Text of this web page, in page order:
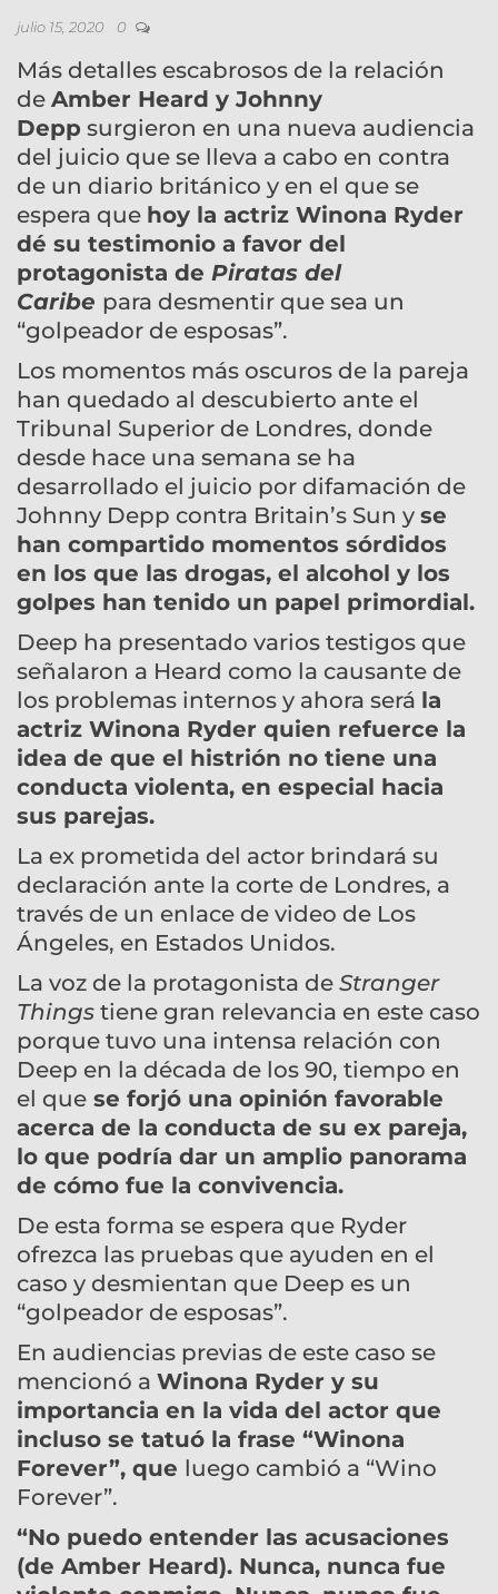
julio 15, 2020 0
Más detalles escabrosos de la relación
de Amber Heard y Johnny
Depp surgieron en una nueva audiencia
del juicio que se lleva a cabo en contra
de un diario británico y en el que se
espera que hoy la actriz Winona Ryder
dé su testimonio a favor del
protagonista de Piratas del
Caribe para desmentir que sea un
“golpeador de esposas”.
Los momentos más oscuros de la pareja
han quedado al descubierto ante el
Tribunal Superior de Londres, donde
desde hace una semana se ha
desarrollado el juicio por difamación de
Johnny Depp contra Britain’s Sun y se
han compartido momentos sórdidos
en los que las drogas, el alcohol y los
golpes han tenido un papel primordial.
Deep ha presentado varios testigos que
señalaron a Heard como la causante de
los problemas internos y ahora será la
actriz Winona Ryder quien refuerce la
idea de que el histrión no tiene una
conducta violenta, en especial hacia
sus parejas.
La ex prometida del actor brindará su
declaración ante la corte de Londres, a
través de un enlace de video de Los
Ángeles, en Estados Unidos.
La voz de la protagonista de Stranger
Things tiene gran relevancia en este caso
porque tuvo una intensa relación con
Deep en la década de los 90, tiempo en
el que se forjó una opinión favorable
acerca de la conducta de su ex pareja,
lo que podría dar un amplio panorama
de cómo fue la convivencia.
De esta forma se espera que Ryder
ofrezca las pruebas que ayuden en el
caso y desmientan que Deep es un
“golpeador de esposas”.
En audiencias previas de este caso se
mencionó a Winona Ryder y su
importancia en la vida del actor que
incluso se tatuó la frase “Winona
Forever”, que luego cambió a “Wino
Forever”.
“No puedo entender las acusaciones
(de Amber Heard). Nunca, nunca fue